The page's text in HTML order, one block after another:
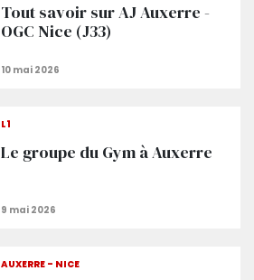
Tout savoir sur AJ Auxerre -
OGC Nice (J33)
L1
Le groupe du Gym à Auxerre
AUXERRE - NICE